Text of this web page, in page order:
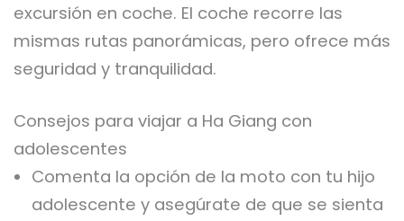
excursión en coche. El coche recorre las
mismas rutas panorámicas, pero ofrece más
seguridad y tranquilidad.
Consejos para viajar a Ha Giang con
adolescentes
Comenta la opción de la moto con tu hijo
adolescente y asegúrate de que se sienta